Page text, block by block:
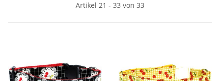
Artikel 21 - 33 von 33